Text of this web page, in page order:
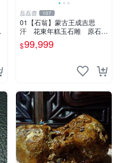
磊磊齋 107
01【石翁】蒙古王成吉思
汗 花東年糕玉石雕 原石隨
型手工巧雕 3000ｇ 原
木瘤檯王座
$99,999